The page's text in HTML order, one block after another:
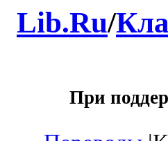
Lib.Ru/
При